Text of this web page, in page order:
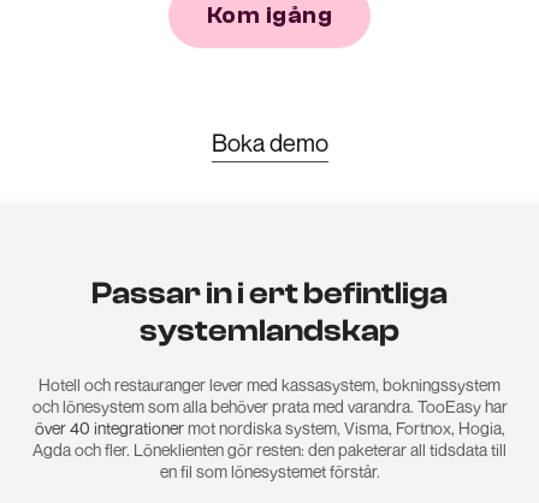
Kom igång
Boka demo
Passar in i ert befintliga
systemlandskap
Hotell och restauranger lever med kassasystem, bokningssystem
och lönesystem som alla behöver prata med varandra. TooEasy har
över 40 integrationermot nordiska system, Visma, Fortnox, Hogia,
Agda och fler. Löneklienten gör resten: den paketerar all tidsdata till
en fil som lönesystemet förstår.